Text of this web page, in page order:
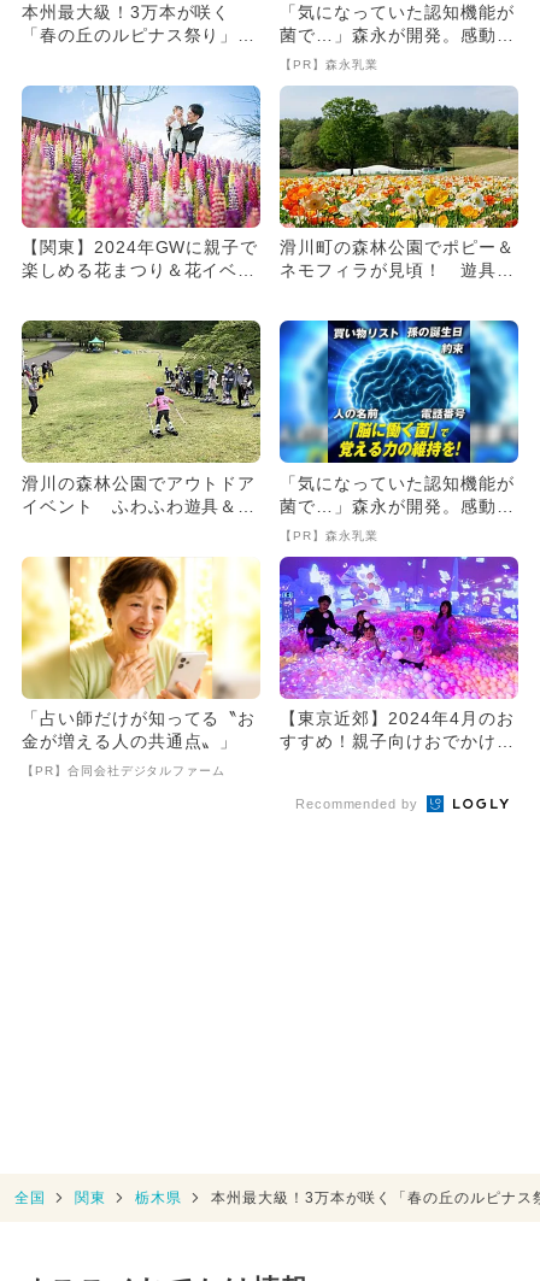
本州最大級！3万本が咲く
「春の丘のルピナス祭り」開
「気になっていた認知機能が
菌で…」森永が開発。感動の
70代続出
【PR】森永乳業
【関東】2024年GWに親子で
楽しめる花まつり＆花イベン
滑川町の森林公園でポピー＆
ネモフィラが見頃！ 遊具も
滑川の森林公園でアウトドア
イベント ふわふわ遊具＆絶
「気になっていた認知機能が
菌で…」森永が開発。感動の
70代続出
【PR】森永乳業
「占い師だけが知ってる〝お
金が増える人の共通点〟」
【PR】合同会社デジタルファーム
【東京近郊】2024年4月のお
すすめ！親子向けおでかけ先
Recommended by
全国 関東 栃木県 本州最大級！3万本が咲く「春の丘のルピナ